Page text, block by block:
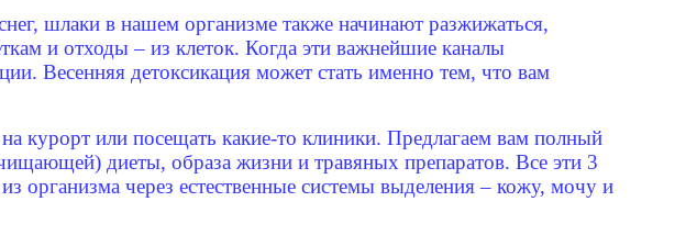
шлаки в нашем организме также начинают разжижаться,
и отходы – из клеток. Когда эти важнейшие каналы
Весенняя детоксикация может стать именно тем, что вам
курорт или посещать какие-то клиники. Предлагаем вам полный
диеты, образа жизни и травяных препаратов. Все эти 3
организма через естественные системы выделения – кожу, мочу и